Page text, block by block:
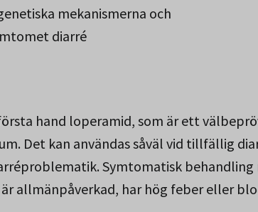
mekanismerna och
diarré
hand loperamid, som är ett
Det kan användas såväl vid tillfällig
Symtomatisk
allmänpåverkad, har hög feber eller